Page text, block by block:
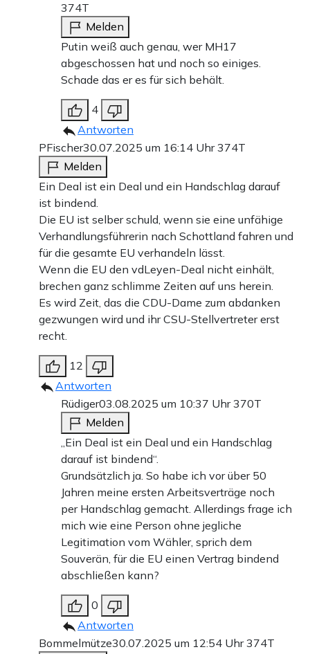
374T
Melden
Putin weiß auch genau, wer MH17
abgeschossen hat und noch so einiges.
Schade das er es für sich behält.
4
Antworten
PFischer30.07.2025 um 16:14 Uhr374T
Melden
Ein Deal ist ein Deal und ein Handschlag darauf
ist bindend.
Die EU ist selber schuld, wenn sie eine unfähige
Verhandlungsführerin nach Schottland fahren und
für die gesamte EU verhandeln lässt.
Wenn die EU den vdLeyen-Deal nicht einhält,
brechen ganz schlimme Zeiten auf uns herein.
Es wird Zeit, das die CDU-Dame zum abdanken
gezwungen wird und ihr CSU-Stellvertreter erst
recht.
12
Antworten
Rüdiger03.08.2025 um 10:37 Uhr370T
Melden
„Ein Deal ist ein Deal und ein Handschlag
darauf ist bindend“.
Grundsätzlich ja. So habe ich vor über 50
Jahren meine ersten Arbeitsverträge noch
per Handschlag gemacht. Allerdings frage ich
mich wie eine Person ohne jegliche
Legitimation vom Wähler, sprich dem
Souverän, für die EU einen Vertrag bindend
abschließen kann?
0
Antworten
Bommelmütze30.07.2025 um 12:54 Uhr374T